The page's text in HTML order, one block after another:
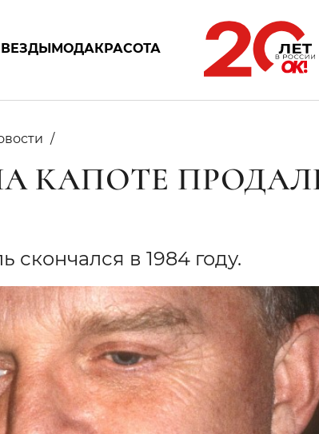
МОДАКРАСОТА
КАПОТЕ
скончался в 1984 году.